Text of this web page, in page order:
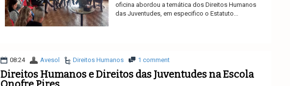
oficina abordou a temática dos Direitos Humanos
das Juventudes, em especifico o Estatuto...
08:24 Avesol Direitos Humanos 1 comment
Direitos Humanos e Direitos das Juventudes na Escola